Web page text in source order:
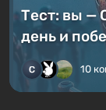
Тест: вы —
день и
10